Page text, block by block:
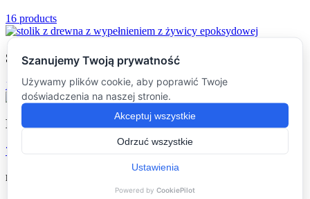
16 products
Stoliki kawowe(16)
16 products
Dodatki(7)
7 products
Filtruj po cenie